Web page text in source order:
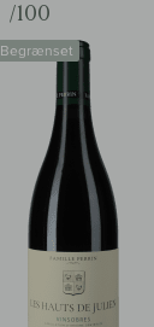
/100
Begrænset